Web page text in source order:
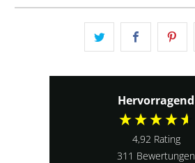
Hervorragend
4,92 Rating
311 Bewertungen